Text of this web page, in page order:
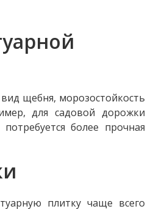
щебня, морозостойкость
для садовой дорожки
более прочная
плитку чаще всего